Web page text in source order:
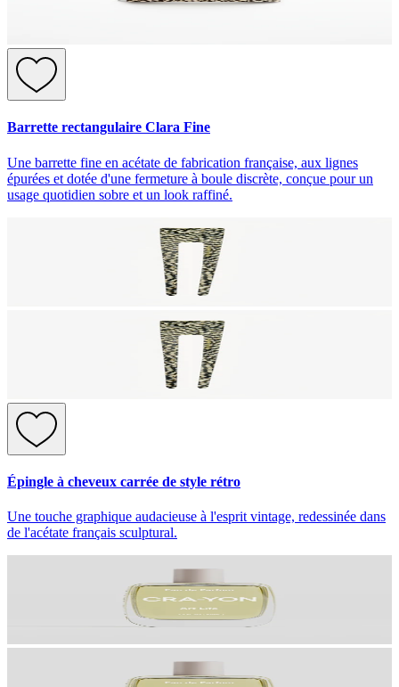
Barrette rectangulaire Clara Fine
Une barrette fine en acétate de fabrication française, aux lignes
épurées et dotée d'une fermeture à boule discrète, conçue pour un
usage quotidien sobre et un look raffiné.
Épingle à cheveux carrée de style rétro
Une touche graphique audacieuse à l'esprit vintage, redessinée dans
de l'acétate français sculptural.